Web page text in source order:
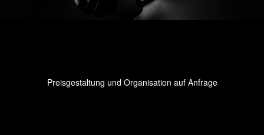
Preisgestaltung und Organisation auf Anfrage